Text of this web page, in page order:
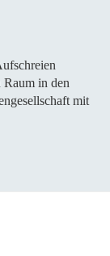
Raum in den
mit